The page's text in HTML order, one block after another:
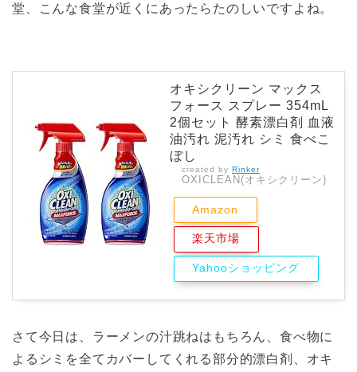
堂、こんな食堂が近くにあったらたのしいですよね。
オキシクリーン マックス
フォース スプレー 354mL
2個セット 酵素漂白剤 血液
油汚れ 泥汚れ シミ 食べこ
ぼし
created by Rinker
OXICLEAN(オキシクリーン)
Amazon
楽天市場
Yahooショッピング
さて今日は、ラーメンの汁跳ねはもちろん、食べ物に
よるシミを全てカバーしてくれる部分的漂白剤、オキ